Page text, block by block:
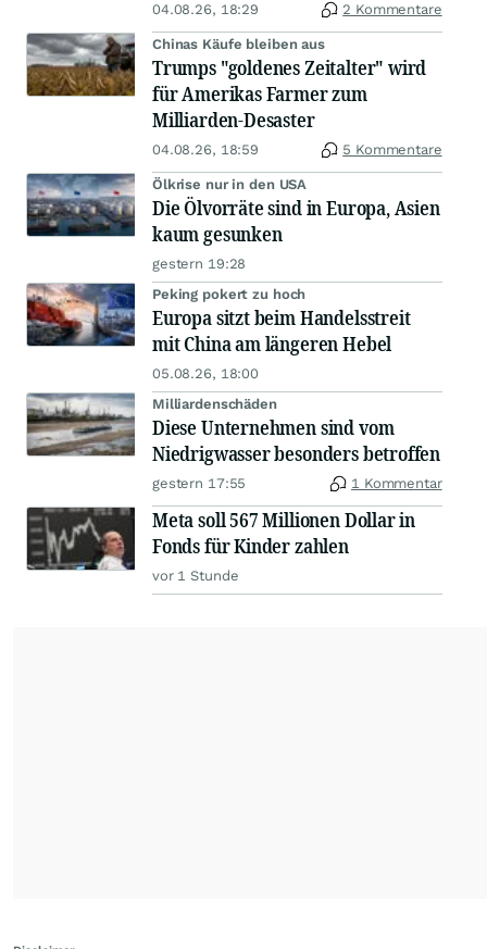
04.08.26, 18:29 2 Kommentare
Chinas Käufe bleiben aus
Trumps "goldenes Zeitalter" wird
für Amerikas Farmer zum
Milliarden-Desaster
04.08.26, 18:59 5 Kommentare
Ölkrise nur in den USA
Die Ölvorräte sind in Europa, Asien
kaum gesunken
gestern 19:28
Peking pokert zu hoch
Europa sitzt beim Handelsstreit
mit China am längeren Hebel
05.08.26, 18:00
Milliardenschäden
Diese Unternehmen sind vom
Niedrigwasser besonders betroffen
gestern 17:55 1 Kommentar
Meta soll 567 Millionen Dollar in
Fonds für Kinder zahlen
vor 1 Stunde